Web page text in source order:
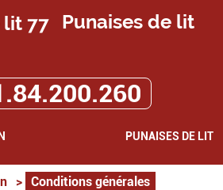
Punaises de lit
PUNAISES DE LIT
> Conditions générales